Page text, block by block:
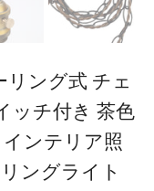
リング式 チェ
ッチ付き 茶色
ンテリア照
ングライト